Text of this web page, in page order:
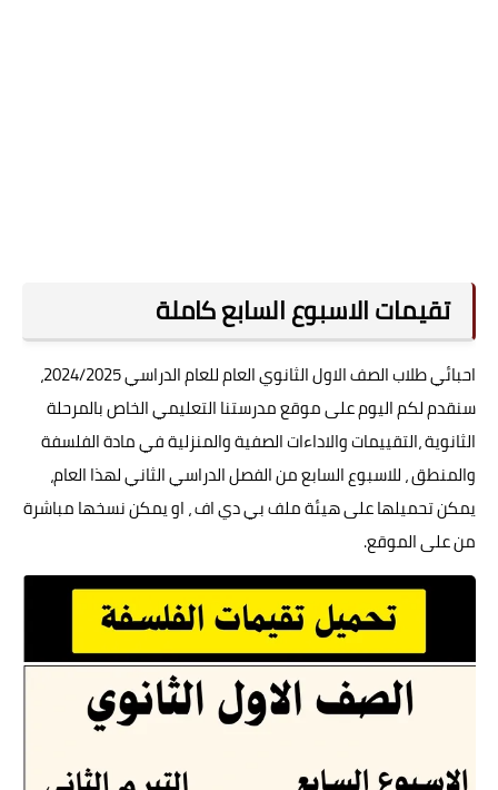
تقيمات الاسبوع السابع كاملة
احبائي طلاب الصف الاول الثانوي العام للعام الدراسي 2024/2025،
سنقدم لكم اليوم على موقع مدرستنا التعليمي الخاص بالمرحلة
الثانوية ،التقييمات والاداءات الصفية والمنزلية في مادة الفلسفة
والمنطق ، للاسبوع السابع من الفصل الدراسي الثاني لهذا العام،
يمكن تحميلها على هيئة ملف بي دي اف ، او يمكن نسخها مباشرة
من على الموقع.